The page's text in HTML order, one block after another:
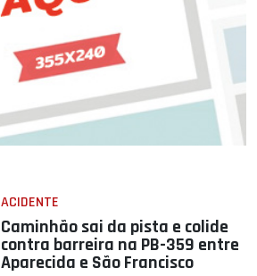
ACIDENTE
Caminhão sai da pista e colide
contra barreira na PB-359 entre
Aparecida e São Francisco